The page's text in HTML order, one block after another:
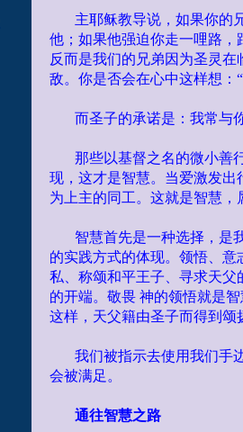
主耶稣教导说，如果你的
他；如果他强迫你走一哩路
反而是我们的兄弟因为圣灵
敌。你是否会在心中这样想：
而圣子的承诺是：我常与
那些以基督之名的微小善
现，这才是智慧。当爱激发
为上主的同工。这就是智慧，
智慧首先是一种选择，是
的实践方式的体现。领悟、
私、称颂和平王子、寻求天
的开端。敬畏 神的领悟就是
这样，天父籍由圣子而得到颂
我们被指示去使用我们手
会被满足。
通往智慧之路